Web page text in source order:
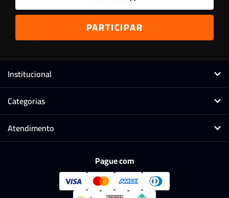
Institucional
Categorias
Atendimento
Pague com